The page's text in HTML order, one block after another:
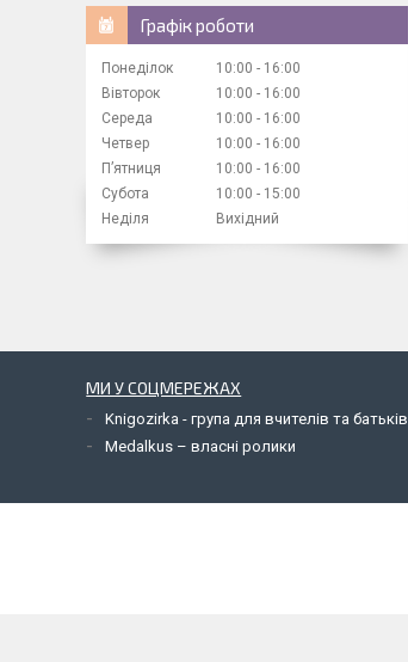
Графік роботи
Понеділок 10:00
16:00
Вівторок
10:00
16:00
Середа
10:00
16:00
Четвер
10:00
16:00
Пʼятниця
10:00
16:00
Субота
10:00
15:00
Неділя
Вихідний
МИ У СОЦМЕРЕЖАХ
Knigozirka - група для вчителів та батьків
Medalkus – власні ролики